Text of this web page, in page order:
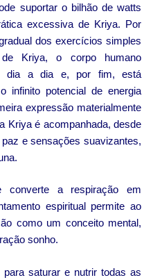
suportar o bilhão de watts
excessiva de Kriya. Por
dos exercícios simples
Kriya, o corpo humano
dia a dia e, por fim, está
infinito potencial de energia
expressão materialmente
Kriya é acompanhada, desde
e sensações suavizantes,
converte a respiração em
espiritual permite ao
como um conceito mental,
sonho.
saturar e nutrir todas as